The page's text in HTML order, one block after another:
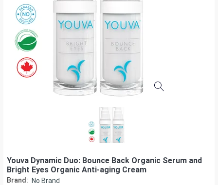
Youva Dynamic Duo: Bounce Back Organic Serum and
Bright Eyes Organic Anti-aging Cream
Brand: No Brand